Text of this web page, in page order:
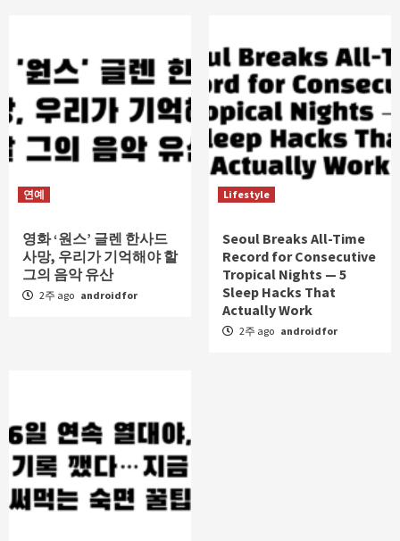
연예
영화 ‘원스’ 글렌 한사드
사망, 우리가 기억해야 할
그의 음악 유산
2주 ago androidfor
Lifestyle
Seoul Breaks All-Time
Record for Consecutive
Tropical Nights — 5
Sleep Hacks That
Actually Work
2주 ago androidfor